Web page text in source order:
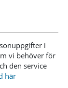
i
vi behöver för
den service
här